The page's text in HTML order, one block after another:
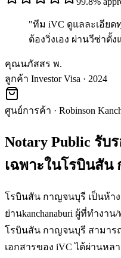
"ทีม iVC ดูแลละเอียด
ต้องวิ่งเอง ผ่านวีซ่าตั้
คุณนภัสสร พ.
ลูกค้า Investor Visa · 2024
ศูนย์การค้า · Robinson
Notary Public รับ
เฉพาะในโรบินสัน
โรบินสัน กาญจนบุรี เป็นห้า
ย่านkanchanaburi ผู้ที่ทำงา
โรบินสัน กาญจนบุรี สามารถ
เอกสารของ iVC ได้ผ่านห